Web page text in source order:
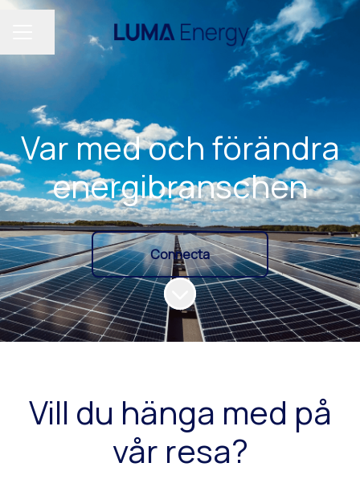
KARRIÄRMENY
Dela sidan
Var med och förändra
energibranschen
Connecta
Skrolla för mer innehåll
Vill du hänga med på
vår resa?